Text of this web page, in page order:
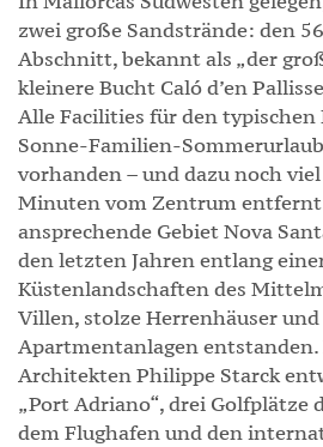
zwei große Sandstrände: den
Abschnitt, bekannt als „der
kleinere Bucht Caló d’en
Alle Facilities für den typischen
Sonne-Familien-
vorhanden – und dazu noch
Minuten vom Zentrum entfernt
ansprechende Gebiet Nova
den letzten Jahren entlang
Küstenlandschaften des
Villen, stolze Herrenhäuser
Apartmentanlagen entstanden.
Architekten Philippe Starck
„Port Adriano“, drei Golfplätze
dem Flughafen und den